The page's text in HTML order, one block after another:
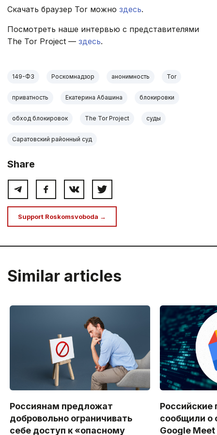
Скачать браузер Tor можно здесь.
Посмотреть наше интервью с представителями
The Tor Project — здесь.
149-ФЗ Роскомнадзор анонимность Tor
приватность Екатерина Абашина блокировки
обход блокировок The Tor Project суды
Саратовский районный суд
Share
Support Roskomsvoboda →
Similar articles
Россиянам предложат
добровольно ограничивать
себе доступ к «опасному
Российские
сообщили о
Google Meet